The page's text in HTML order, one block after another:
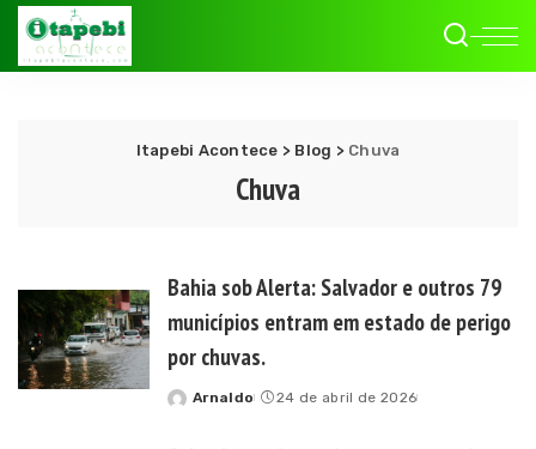
Itapebi Acontece > Blog > Chuva
Chuva
Bahia sob Alerta: Salvador e outros 79
municípios entram em estado de perigo
por chuvas.
Posted
Arnaldo 24 de abril de 2026